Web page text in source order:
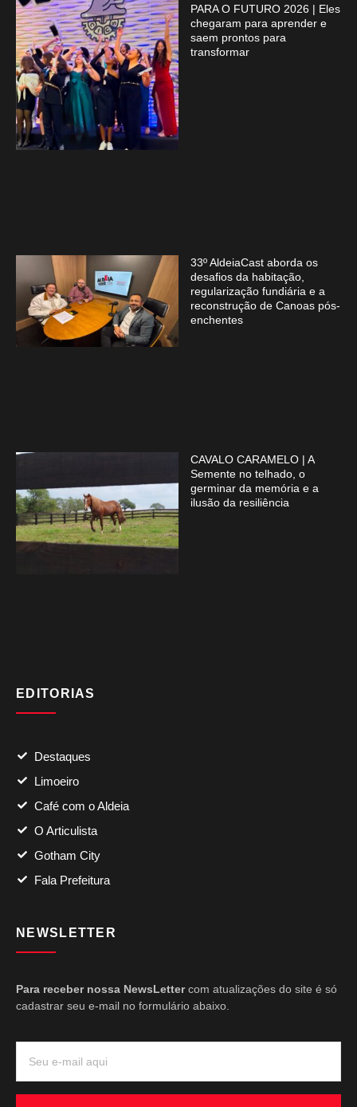
PARA O FUTURO 2026 | Eles
chegaram para aprender e
saem prontos para
transformar
33º AldeiaCast aborda os
desafios da habitação,
regularização fundiária e a
reconstrução de Canoas pós-
enchentes
CAVALO CARAMELO | A
Semente no telhado, o
germinar da memória e a
ilusão da resiliência
EDITORIAS
Destaques
Limoeiro
Café com o Aldeia
O Articulista
Gotham City
Fala Prefeitura
NEWSLETTER
Para receber nossa NewsLettercom atualizações do site é só
cadastrar seu e-mail no formulário abaixo.